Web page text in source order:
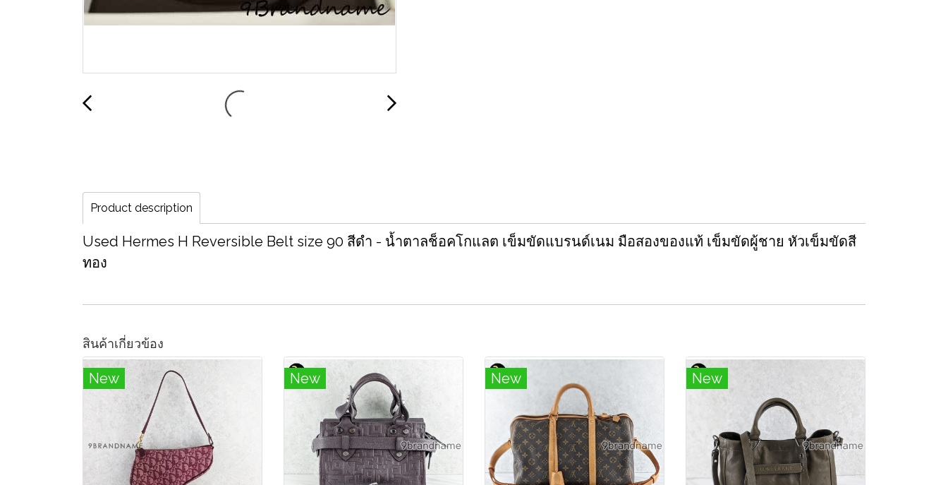
Product description
Used Hermes H Reversible Belt size 90 สีดำ - น้ำตาลช็อคโกแลต เข็มขัดแบรนด์เนม มือสองของแท้ เข็มขัดผู้ชาย หัวเข็มขัดสี
ทอง
สินค้าเกี่ยวข้อง
New New New New